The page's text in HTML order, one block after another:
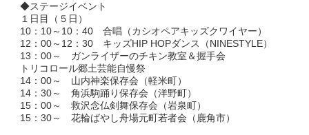
◆ステージイベント
１日目（５日）
10：10～10：40 合唱（カシオペアキッズクワイヤー）
12：00～12：30 キッズHIP HOPダンス（NINESTYLE）
13：00～ ガンライザーのチキン教室＆握手会
トリコロール郷土芸能自慢祭
14：00～ 山内神楽保存会（軽米町）
14：30～ 角浜駒踊り保存会（洋野町）
15：00～ 救沢念仏剣舞保存会（岩泉町）
15：30～ 花輪ばやし舟場元町若者会（鹿角市）